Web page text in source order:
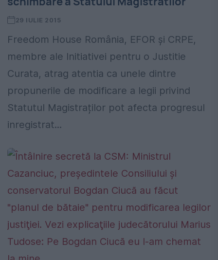
29 IULIE 2015
Freedom House România, EFOR și CRPE,
membre ale Initiativei pentru o Justitie
Curata, atrag atentia ca unele dintre
propunerile de modificare a legii privind
Statutul Magistraților pot afecta progresul
inregistrat...